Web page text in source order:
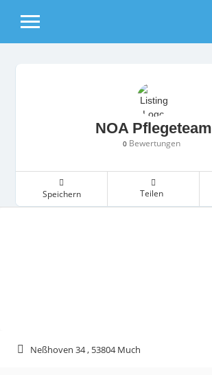
NOA Pflegeteam
0 Bewertungen
Speichern Teilen
Neßhoven 34 , 53804 Much